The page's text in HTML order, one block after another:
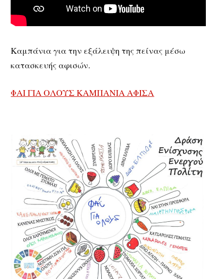
Καμπάνια για την εξάλειψη της πείνας μέσω
κατασκευής αφισών.
ΦΑΙ ΓΙΑ ΟΛΟΥΣ ΚΑΜΠΑΝΙΑ ΑΦΙΣΑ